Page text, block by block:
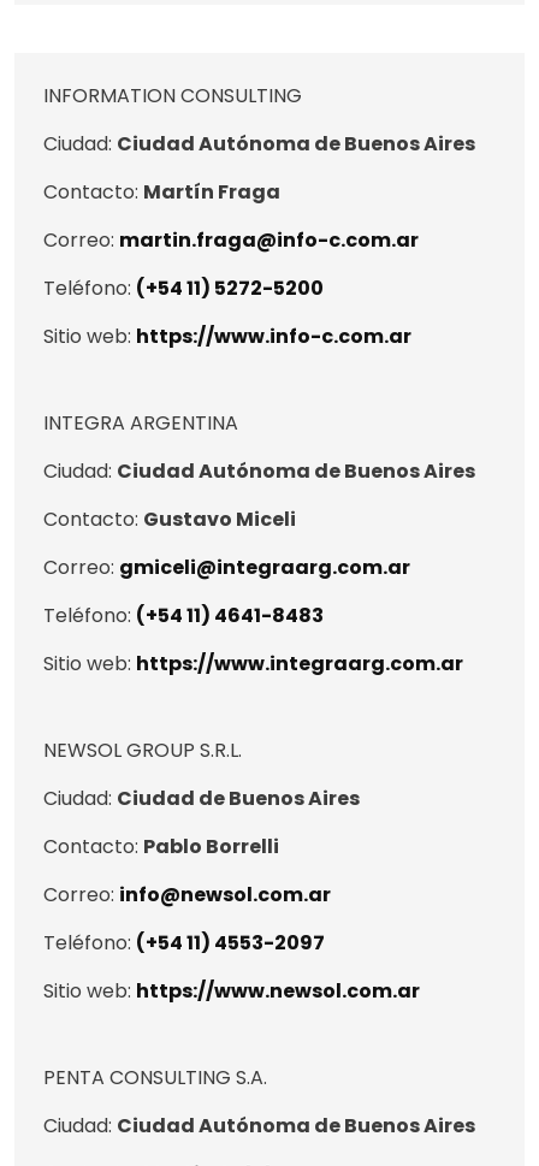
INFORMATION CONSULTING
Ciudad: Ciudad Autónoma de Buenos Aires
Contacto: Martín Fraga
Correo: martin.fraga@info-c.com.ar
Teléfono: (+54 11) 5272-5200
Sitio web: https://www.info-c.com.ar
INTEGRA ARGENTINA
Ciudad: Ciudad Autónoma de Buenos Aires
Contacto: Gustavo Miceli
Correo: gmiceli@integraarg.com.ar
Teléfono: (+54 11) 4641-8483
Sitio web: https://www.integraarg.com.ar
NEWSOL GROUP S.R.L.
Ciudad: Ciudad de Buenos Aires
Contacto: Pablo Borrelli
Correo: info@newsol.com.ar
Teléfono: (+54 11) 4553-2097
Sitio web: https://www.newsol.com.ar
PENTA CONSULTING S.A.
Ciudad: Ciudad Autónoma de Buenos Aires